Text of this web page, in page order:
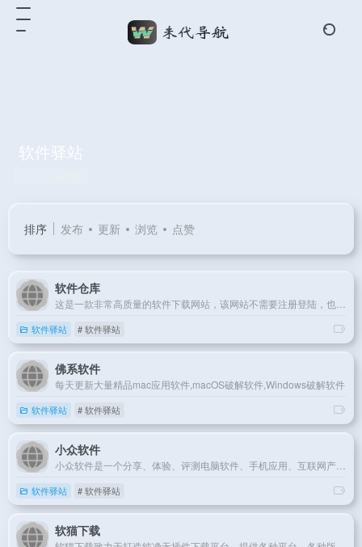
软件驿站
排序 发布 更新 浏览 点赞
软件仓库
软件驿站 # 软件驿站
佛系软件
每天更新大量精品mac应用软件,macOS破解软件,Windows破解软件
软件驿站 # 软件驿站
小众软件
软件驿站 # 软件驿站
软猫下载